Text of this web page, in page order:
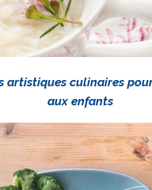
artistiques culinaires
aux enfants